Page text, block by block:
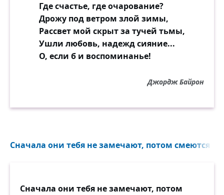
Где счастье, где очарование?
Дрожу под ветром злой зимы,
Рассвет мой скрыт за тучей тьмы,
Ушли любовь, надежд сияние...
О, если б и воспоминанье!
Джордж Байрон
Сначала они тебя не замечают, потом смеются
Сначала они тебя не замечают, потом